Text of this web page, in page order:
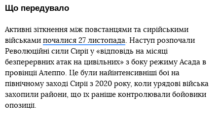
Що передувало
Активні зіткнення між повстанцями та сирійськими
військами почалися 27 листопада. Наступ розпочали
Революційні сили Сирії у «відповідь на місяці
безперервних атак на цивільних» з боку режиму Асада в
провінції Алеппо. Це були найінтенсивніші бої на
північному заході Сирії з 2020 року, коли урядові війська
захопили райони, що їх раніше контролювали бойовики
опозиції.